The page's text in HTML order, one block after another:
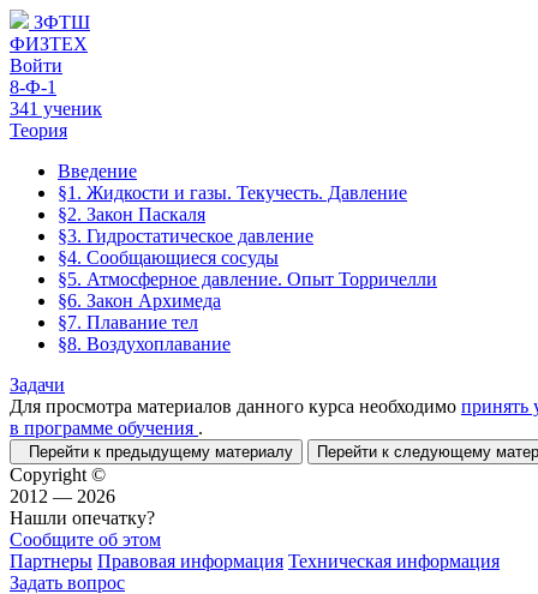
ЗФТШ
ФИЗТЕХ
Войти
8-Ф-1
341 ученик
Теория
Введение
§1. Жидкости и газы. Текучесть. Давление
§2. Закон Паскаля
§3. Гидростатическое давление
§4. Сообщающиеся сосуды
§5. Атмосферное давление. Опыт Торричелли
§6. Закон Архимеда
§7. Плавание тел
§8. Воздухоплавание
Задачи
Для просмотра материалов данного курса необходимо принять
в программе обучения .
Перейти к предыдущему материалу Перейти к следующему
Copyright ©
2012 — 2026
Нашли опечатку?
Сообщите об этом
Партнеры Правовая информация Техническая информация
Задать вопрос